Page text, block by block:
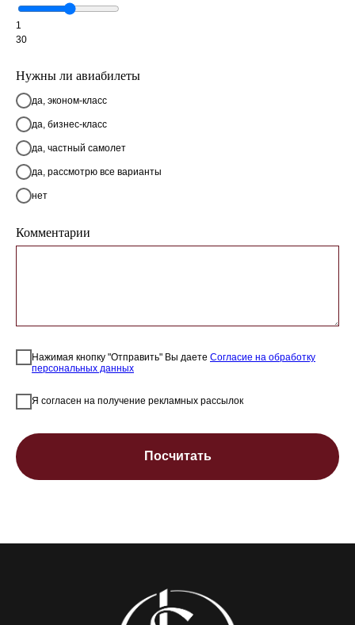
1
30
Нужны ли авиабилеты
да, эконом-класс
да, бизнес-класс
да, частный самолет
да, рассмотрю все варианты
нет
Комментарии
Нажимая кнопку "Отправить" Вы даете Согласие на обработку
персональных данных
Я согласен на получение рекламных рассылок
Посчитать